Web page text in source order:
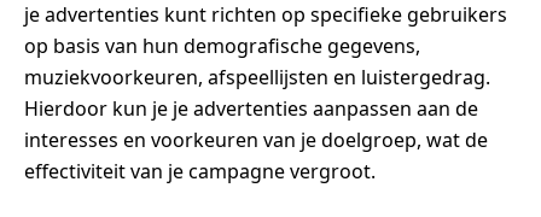
je advertenties kunt richten op specifieke gebruikers
op basis van hun demografische gegevens,
muziekvoorkeuren, afspeellijsten en luistergedrag.
Hierdoor kun je je advertenties aanpassen aan de
interesses en voorkeuren van je doelgroep, wat de
effectiviteit van je campagne vergroot.